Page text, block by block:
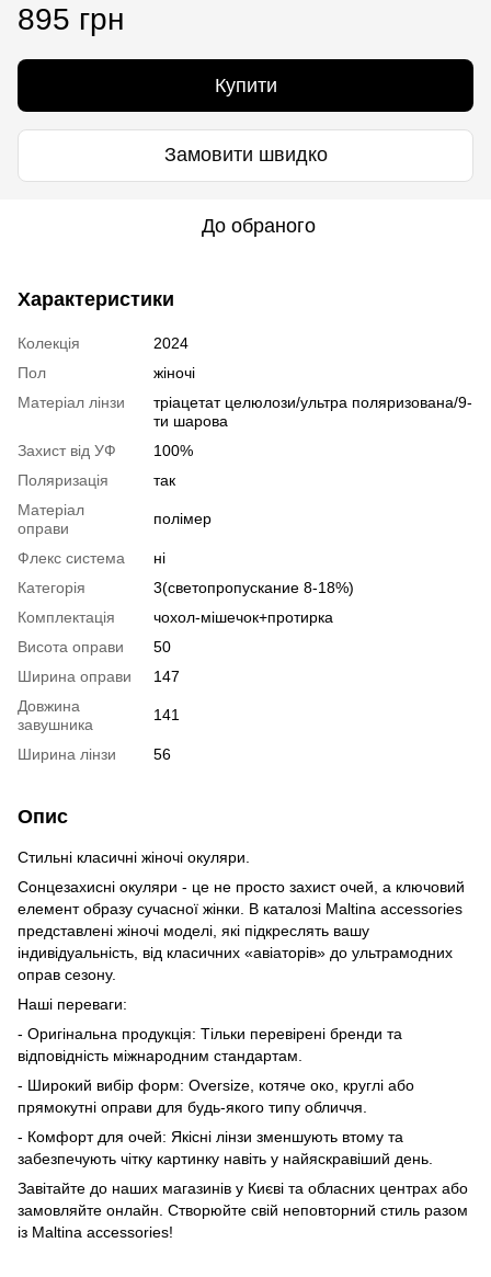
895 грн
Купити
Замовити швидко
До обраного
Характеристики
Колекція
2024
Пол
жіночі
Матеріал лінзи
тріацетат целюлози/ультра поляризована/9-
ти шарова
Захист від УФ
100%
Поляризація
так
Матеріал
оправи
полімер
Флекс система
ні
Категорія
3(светопропускание 8-18%)
Комплектація
чохол-мішечок+протирка
Висота оправи
50
Ширина оправи
147
Довжина
завушника
141
Ширина лінзи 56
Опис
Стильні класичні жіночі окуляри.
Сонцезахисні окуляри - це не просто захист очей, а ключовий
елемент образу сучасної жінки. В каталозі Maltina accessories
представлені жіночі моделі, які підкреслять вашу
індивідуальність, від класичних «авіаторів» до ультрамодних
оправ сезону.
Наші переваги:
- Оригінальна продукція: Тільки перевірені бренди та
відповідність міжнародним стандартам.
- Широкий вибір форм: Oversize, котяче око, круглі або
прямокутні оправи для будь-якого типу обличчя.
- Комфорт для очей: Якісні лінзи зменшують втому та
забезпечують чітку картинку навіть у найяскравіший день.
Завітайте до наших магазинів у Києві та обласних центрах або
замовляйте онлайн. Створюйте свій неповторний стиль разом
із Maltina accessories!